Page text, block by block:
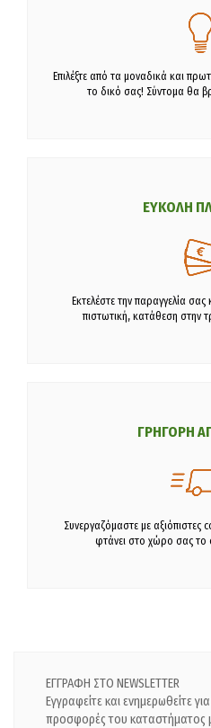
Επιλέξτε από τα μοναδικά και
το δικό σας! Σύντομα θα
ΕΥΚΟΛΗ
Εκτελέστε την παραγγελία
πιστωτική, κατάθεση στην
ΓΡΗΓΟΡΗ
Συνεργαζόμαστε με αξιόπιστες
φτάνει στο χώρο σας το
ΕΓΓΡΑΦΗ ΣΤΟ NEWSLETTER
Εγγραφείτε και ενημερωθείτε
προσφορές του καταστήματος